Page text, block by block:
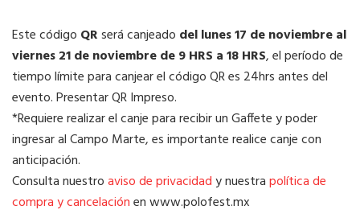
Este código QRserá canjeado del lunes 17 de noviembre al
viernes 21 de noviembre de 9 HRS a 18 HRS, el período de
tiempo límite para canjear el código QR es 24hrs antes del
evento. Presentar QR Impreso.
*Requiere realizar el canje para recibir un Gaffete y poder
ingresar al Campo Marte, es importante realice canje con
anticipación.
Consulta nuestroaviso de privacidady nuestrapolítica de
compra y cancelaciónen www.polofest.mx